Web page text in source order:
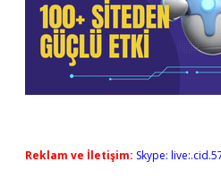
Reklam ve İletişim: Skype: